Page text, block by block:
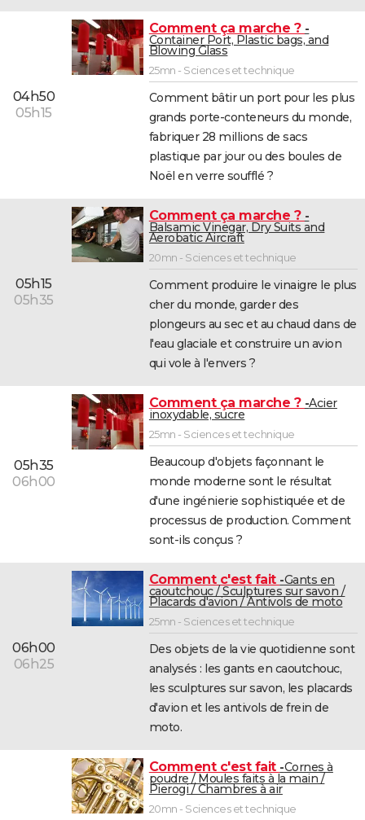
04h50
05h15
Comment ça marche ?
Container Port, Plastic bags, and
Blowing Glass
25mn - Sciences et technique
Comment bâtir un port pour les plus
grands porte-conteneurs du monde,
fabriquer 28 millions de sacs
plastique par jour ou des boules de
Noël en verre soufflé ?
05h15
05h35
Comment ça marche ?
Balsamic Vinegar, Dry Suits and
Aerobatic Aircraft
20mn - Sciences et technique
Comment produire le vinaigre le plus
cher du monde, garder des
plongeurs au sec et au chaud dans de
l'eau glaciale et construire un avion
qui vole à l'envers ?
05h35
06h00
Comment ça marche ? Acier
inoxydable, sucre
25mn - Sciences et technique
Beaucoup d'objets façonnant le
monde moderne sont le résultat
d'une ingénierie sophistiquée et de
processus de production. Comment
sont-ils conçus ?
06h00
06h25
Comment c'est fait Gants en
caoutchouc / Sculptures sur savon /
Placards d'avion / Antivols de moto
25mn - Sciences et technique
Des objets de la vie quotidienne sont
analysés : les gants en caoutchouc,
les sculptures sur savon, les placards
d'avion et les antivols de frein de
moto.
Comment c'est fait Cornes à
poudre / Moules faits à la main /
Pierogi / Chambres à air
20mn - Sciences et technique